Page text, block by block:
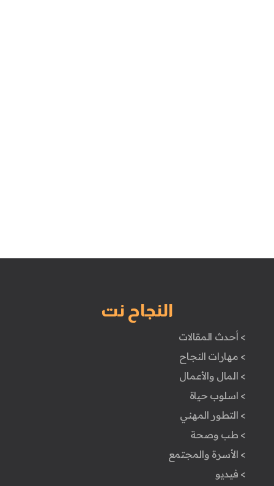
النجاح نت
> أحدث المقالات
> مهارات النجاح
> المال والأعمال
> اسلوب حياة
> التطور المهني
> طب وصحة
> الأسرة والمجتمع
> فيديو